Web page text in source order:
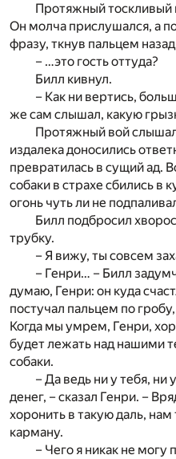
Протяжный тоскливый
Он молча прислушался, а
фразу, ткнув пальцем
– …это гость оттуда?
Билл кивнул.
– Как ни вертись,
же сам слышал, какую
Протяжный вой
издалека доносились
превратилась в сущий ад.
собаки в страхе сбились в
огонь чуть ли не
Билл подбросил
трубку.
– Я вижу, ты совсем
– Генри… – Билл
думаю, Генри: он куда
постучал пальцем по
Когда мы умрем, Генри,
будет лежать над нашими
собаки.
– Да ведь ни у тебя, ни
денег, – сказал Генри. –
хоронить в такую даль,
карману.
– Чего я никак не могу